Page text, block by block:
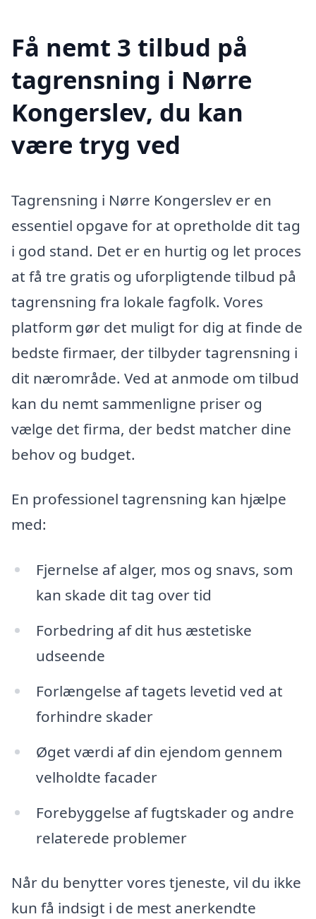
Få nemt 3 tilbud på
tagrensning i Nørre
Kongerslev, du kan
være tryg ved
Tagrensning i Nørre Kongerslev er en
essentiel opgave for at opretholde dit tag
i god stand. Det er en hurtig og let proces
at få tre gratis og uforpligtende tilbud på
tagrensning fra lokale fagfolk. Vores
platform gør det muligt for dig at finde de
bedste firmaer, der tilbyder tagrensning i
dit nærområde. Ved at anmode om tilbud
kan du nemt sammenligne priser og
vælge det firma, der bedst matcher dine
behov og budget.
En professionel tagrensning kan hjælpe
med:
Fjernelse af alger, mos og snavs, som
kan skade dit tag over tid
Forbedring af dit hus æstetiske
udseende
Forlængelse af tagets levetid ved at
forhindre skader
Øget værdi af din ejendom gennem
velholdte facader
Forebyggelse af fugtskader og andre
relaterede problemer
Når du benytter vores tjeneste, vil du ikke
kun få indsigt i de mest anerkendte